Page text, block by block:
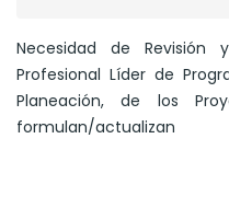
Necesidad de
Profesional Líder de
Planeación, de los
formulan/actualizan